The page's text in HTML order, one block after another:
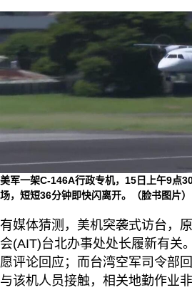
美军一架C-146A行政专机，15日上午9点
场，短短36分钟即快闪离开。（脸书图片）
有媒体猜测，美机突袭式访台，
会(AIT)台北办事处处长履新有关
愿评论回应；而台湾空军司令部
与该机人员接触，相关地勤作业